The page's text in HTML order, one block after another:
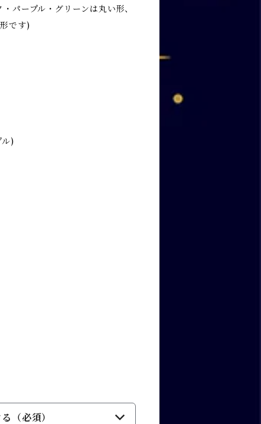
パープル・グリーンは丸い形、
です)
ル)
（必須）